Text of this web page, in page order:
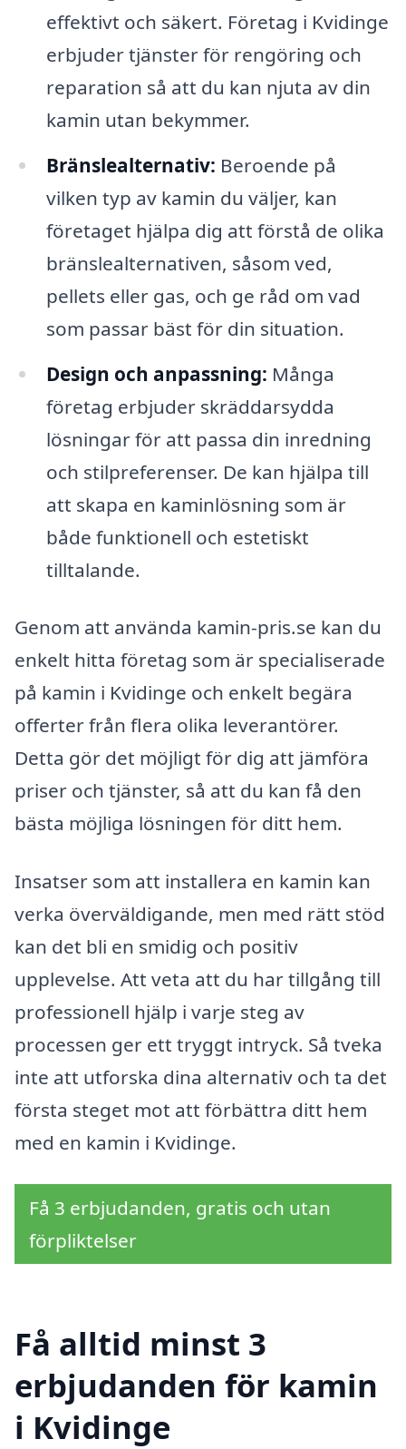
effektivt och säkert. Företag i Kvidinge
erbjuder tjänster för rengöring och
reparation så att du kan njuta av din
kamin utan bekymmer.
Bränslealternativ: Beroende på
vilken typ av kamin du väljer, kan
företaget hjälpa dig att förstå de olika
bränslealternativen, såsom ved,
pellets eller gas, och ge råd om vad
som passar bäst för din situation.
Design och anpassning: Många
företag erbjuder skräddarsydda
lösningar för att passa din inredning
och stilpreferenser. De kan hjälpa till
att skapa en kaminlösning som är
både funktionell och estetiskt
tilltalande.
Genom att använda kamin-pris.se kan du
enkelt hitta företag som är specialiserade
på kamin i Kvidinge och enkelt begära
offerter från flera olika leverantörer.
Detta gör det möjligt för dig att jämföra
priser och tjänster, så att du kan få den
bästa möjliga lösningen för ditt hem.
Insatser som att installera en kamin kan
verka överväldigande, men med rätt stöd
kan det bli en smidig och positiv
upplevelse. Att veta att du har tillgång till
professionell hjälp i varje steg av
processen ger ett tryggt intryck. Så tveka
inte att utforska dina alternativ och ta det
första steget mot att förbättra ditt hem
med en kamin i Kvidinge.
Få 3 erbjudanden, gratis och utan
förpliktelser
Få alltid minst 3
erbjudanden för kamin
i Kvidinge